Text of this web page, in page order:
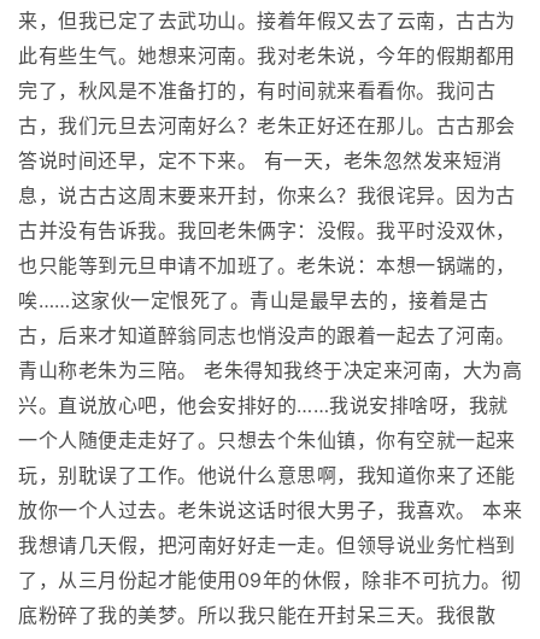
来，但我已定了去武功山。接着年假又去了云南，古古为
此有些生气。她想来河南。我对老朱说，今年的假期都用
完了，秋风是不准备打的，有时间就来看看你。我问古
古，我们元旦去河南好么？老朱正好还在那儿。古古那会
答说时间还早，定不下来。 有一天，老朱忽然发来短消
息，说古古这周末要来开封，你来么？我很诧异。因为古
古并没有告诉我。我回老朱俩字：没假。我平时没双休，
也只能等到元旦申请不加班了。老朱说：本想一锅端的，
唉……这家伙一定恨死了。青山是最早去的，接着是古
古，后来才知道醉翁同志也悄没声的跟着一起去了河南。
青山称老朱为三陪。 老朱得知我终于决定来河南，大为高
兴。直说放心吧，他会安排好的……我说安排啥呀，我就
一个人随便走走好了。只想去个朱仙镇，你有空就一起来
玩，别耽误了工作。他说什么意思啊，我知道你来了还能
放你一个人过去。老朱说这话时很大男子，我喜欢。 本来
我想请几天假，把河南好好走一走。但领导说业务忙档到
了，从三月份起才能使用09年的休假，除非不可抗力。彻
底粉碎了我的美梦。所以我只能在开封呆三天。我很散